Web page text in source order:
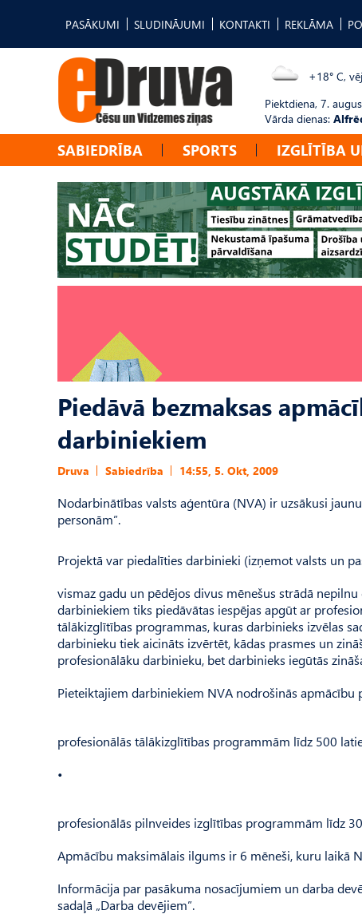
PASĀKUMI SLUDINĀJUMI KONTAKTI REKLĀMA
+18° C,
Piektdiena, 7.
Vārda dienas:
SABIEDRĪBA SPORTS IZGLĪTĪBA
Piedāvā bezmaksas
darbiniekiem
Druva Sabiedrība 14:55, 5. Okt, 2009
Nodarbinātības valsts aģentūra (NVA) ir uzsākusi
personām”.
Projektā var piedalīties darbinieki (izņemot valsts un
vismaz gadu un pēdējos divus mēnešus strādā
darbiniekiem tiks piedāvātas iespējas apgūt ar
tālākizglītības programmas, kuras darbinieks izvēlas
darbinieku tiek aicināts izvērtēt, kādas prasmes un
profesionālāku darbinieku, bet darbinieks iegūtās
Pieteiktajiem darbiniekiem NVA nodrošinās
profesionālās tālākizglītības programmām līdz 500
•
profesionālās pilnveides izglītības programmām līdz
Apmācību maksimālais ilgums ir 6 mēneši, kuru laikā
Informācija par pasākuma nosacījumiem un darba
sadaļā „Darba devējiem”.